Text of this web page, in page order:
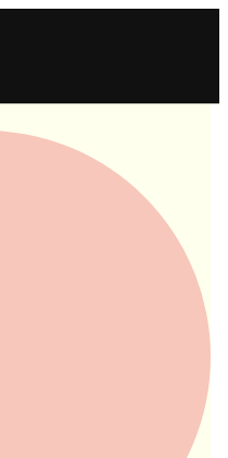
TISDAG ONSDAG